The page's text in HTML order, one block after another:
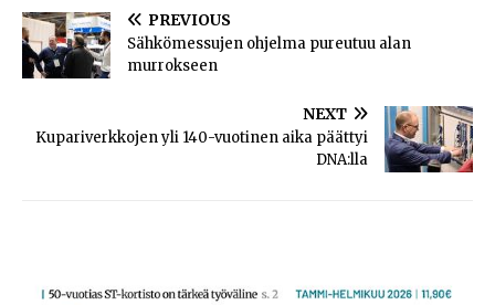
PREVIOUS
Sähkömessujen ohjelma pureutuu alan
murrokseen
NEXT
Kupariverkkojen yli 140-vuotinen aika päättyi
DNA:lla